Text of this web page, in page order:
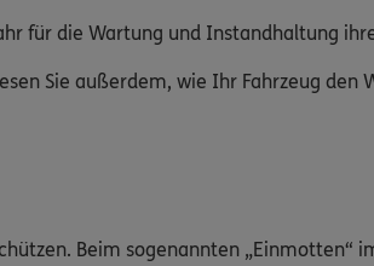
für die Wartung und Instandhaltung
Sie außerdem, wie Ihr Fahrzeug den
Beim sogenannten „Einmotten“